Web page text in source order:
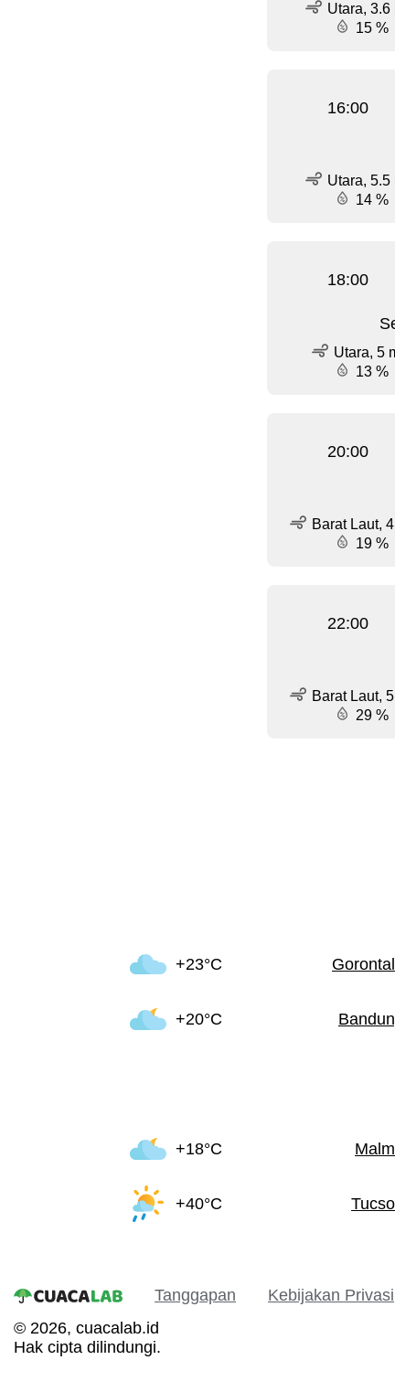
Utara, 3.6
15 %
16:00
Utara, 5.5
14 %
18:00
Utara, 5
13 %
20:00
Barat Laut,
19 %
22:00
Barat Laut,
29 %
+23°C
+20°C
+18°C
+40°C
Tanggapan Kebijakan Privasi
© 2026, cuacalab.id
Hak cipta dilindungi.